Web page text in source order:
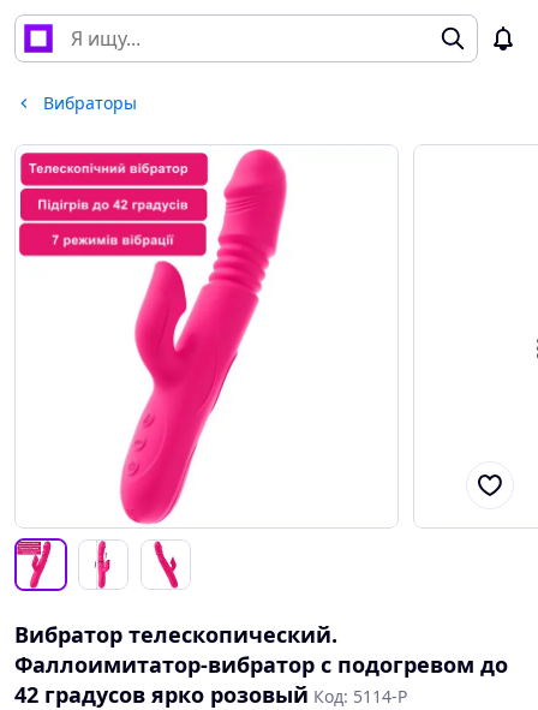
Вибраторы
Вибратор телескопический.
Фаллоимитатор-вибратор с подогревом до
42 градусов ярко розовый Код: 5114-Р